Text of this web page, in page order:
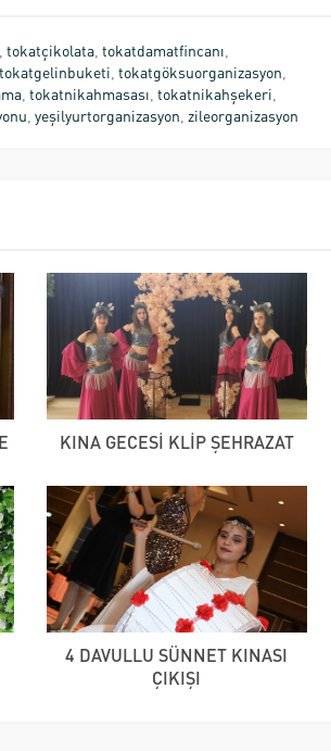
tokatçikolata tokatdamatfincanı
tokatgelinbuketi tokatgöksuorganizasyon
tokatnikahmasası tokatnikahşekeri
yeşilyurtorganizasyon zileorganizasyon
KINA GECESİ KLİP ŞEHRAZAT
4 DAVULLU SÜNNET KINASI
ÇIKIŞI